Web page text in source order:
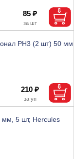
85 ₽
PH3 (2 шт) 50 мм
210 ₽
мм, 5 шт, Hercules